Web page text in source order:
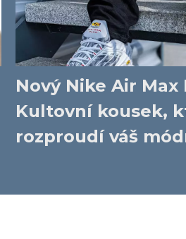
Nový Nike Air Max
Kultovní kousek,
rozproudí váš